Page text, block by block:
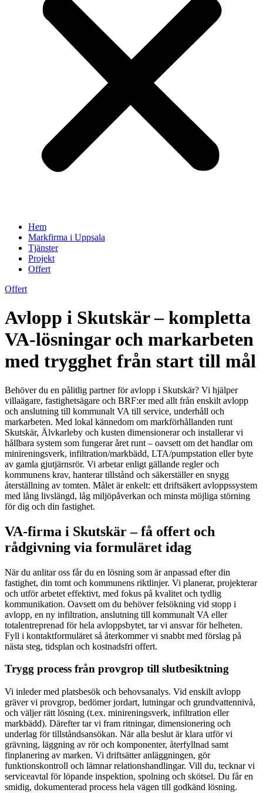
Hem
Markfirma i Uppsala
Tjänster
Projekt
Offert
Offert
Avlopp i Skutskär – kompletta
VA-lösningar och markarbeten
med trygghet från start till mål
Behöver du en pålitlig partner för avlopp i Skutskär? Vi hjälper
villaägare, fastighetsägare och BRF:er med allt från enskilt avlopp
och anslutning till kommunalt VA till service, underhåll och
markarbeten. Med lokal kännedom om markförhållanden runt
Skutskär, Älvkarleby och kusten dimensionerar och installerar vi
hållbara system som fungerar året runt – oavsett om det handlar om
minireningsverk, infiltration/markbädd, LTA/pumpstation eller byte
av gamla gjutjärnsrör. Vi arbetar enligt gällande regler och
kommunens krav, hanterar tillstånd och säkerställer en snygg
återställning av tomten. Målet är enkelt: ett drift­säkert avloppssystem
med lång livslängd, låg miljöpåverkan och minsta möjliga störning
för dig och din fastighet.
VA-firma i Skutskär – få offert och
rådgivning via formuläret idag
När du anlitar oss får du en lösning som är anpassad efter din
fastighet, din tomt och kommunens riktlinjer. Vi planerar, projekterar
och utför arbetet effektivt, med fokus på kvalitet och tydlig
kommunikation. Oavsett om du behöver felsökning vid stopp i
avlopp, en ny infiltration, anslutning till kommunalt VA eller
totalentreprenad för hela avloppsbytet, tar vi ansvar för helheten.
Fyll i kontaktformuläret så återkommer vi snabbt med förslag på
nästa steg, tidsplan och kostnadsfri offert.
Trygg process från provgrop till slutbesiktning
Vi inleder med platsbesök och behovsanalys. Vid enskilt avlopp
gräver vi provgrop, bedömer jordart, lutningar och grundvattennivå,
och väljer rätt lösning (t.ex. minireningsverk, infiltration eller
markbädd). Därefter tar vi fram ritningar, dimensionering och
underlag för tillståndsansökan. När alla beslut är klara utför vi
grävning, läggning av rör och komponenter, återfyllnad samt
finplanering av marken. Vi driftsätter anläggningen, gör
funktionskontroll och lämnar relationshandlingar. Vill du, tecknar vi
serviceavtal för löpande inspektion, spolning och skötsel. Du får en
smidig, dokumenterad process hela vägen till godkänd lösning.